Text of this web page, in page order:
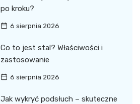
po kroku?
6 sierpnia 2026
Co to jest stal? Właściwości i
zastosowanie
6 sierpnia 2026
Jak wykryć podsłuch – skuteczne